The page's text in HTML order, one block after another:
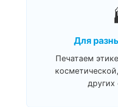
Для
Печатаем
других